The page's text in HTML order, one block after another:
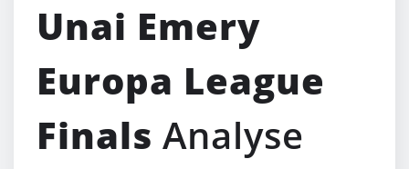
Unai Emery
Europa League
Finals Analyse